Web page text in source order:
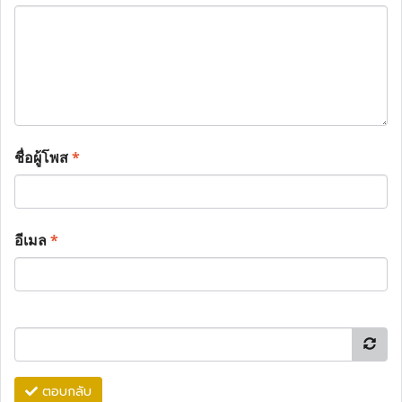
ชื่อผู้โพส*
อีเมล*
ตอบกลับ